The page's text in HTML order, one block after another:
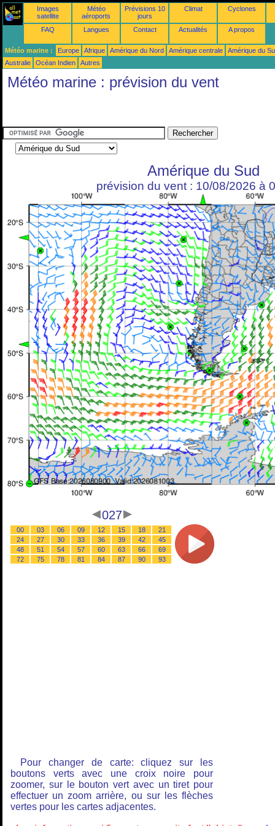
Images
satellite
Météo
aéroports
Prévisions 10
jours
Climat Cyclones
FAQ Langues Contact Actualités A propos
Météo marine : Europe Afrique Amérique du Nord Amérique centrale
Amérique du
Australie
Océan Indien Autres
Météo marine : prévision du vent
Amérique du Sud
prévision du vent : 10/08/2026 à
027
00 03 06 09 12 15 18
21
24
27 30 33 36 39 42
45
48
51 54 57 60 63 66
69
72
75 78 81 84 87 90 93
Pour changer de carte: cliquez sur les
boutons verts avec une croix noire pour
zoomer, sur le bouton vert avec un tiret pour
effectuer un zoom arrière, ou sur les flèches
vertes pour les cartes adjacentes.